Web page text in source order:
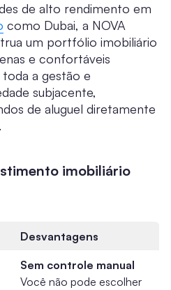
de alto rendimento em
como Dubai, a NOVA
um portfólio imobiliário
e confortáveis
a gestão e
subjacente,
de aluguel diretamente
imobiliário
Desvantagens
Sem controle manual
Você não pode escolher